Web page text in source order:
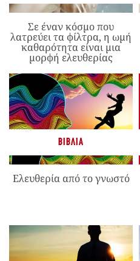
Σε έναν κόσμο που
λατρεύει τα φίλτρα, η ωμή
καθαρότητα είναι μια
μορφή ελευθερίας
ΒΙΒΛΊΑ
Ελευθερία από το γνωστό